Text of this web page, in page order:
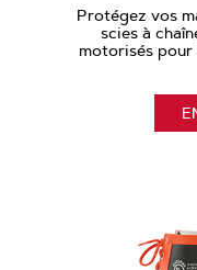
Protégez vos
scies à
motorisés pour